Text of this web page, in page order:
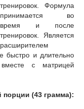
тренировок. Формула
принимается во
время и после
тренировок. Является
расширителем
быстро и длительно
с матрицей
порции (43 грамма):